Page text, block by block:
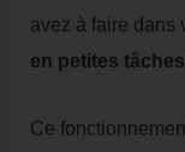
avez à faire dans
en petites
Ce